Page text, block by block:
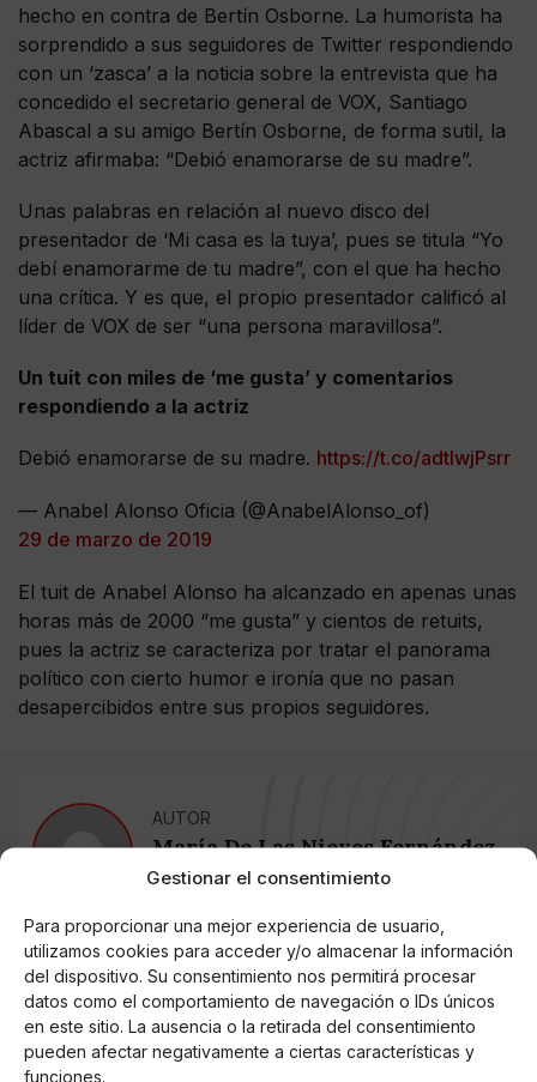
Gestionar el consentimiento
Para proporcionar una mejor experiencia de usuario,
utilizamos cookies para acceder y/o almacenar la información
del dispositivo. Su consentimiento nos permitirá procesar
datos como el comportamiento de navegación o IDs únicos
en este sitio. La ausencia o la retirada del consentimiento
pueden afectar negativamente a ciertas características y
funciones.
hecho en contra de Bertín Osborne. La humorista ha
sorprendido a sus seguidores de Twitter respondiendo
con un ‘zasca’ a la noticia sobre la entrevista que ha
concedido el secretario general de VOX, Santiago
Abascal a su amigo Bertín Osborne, de forma sutil, la
actriz afirmaba: “Debió enamorarse de su madre”.
Unas palabras en relación al nuevo disco del
presentador de ‘Mi casa es la tuya’, pues se titula “Yo
debí enamorarme de tu madre”, con el que ha hecho
una crítica. Y es que, el propio presentador calificó al
líder de VOX de ser “una persona maravillosa”.
Un tuit con miles de ‘me gusta’ y comentarios
respondiendo a la actriz
Debió enamorarse de su madre. https://t.co/adtlwjPsrr
— Anabel Alonso Oficia (@AnabelAlonso_of)
29 de marzo de 2019
El tuit de Anabel Alonso ha alcanzado en apenas unas
horas más de 2000 “me gusta” y cientos de retuits,
pues la actriz se caracteriza por tratar el panorama
político con cierto humor e ironía que no pasan
desapercibidos entre sus propios seguidores.
AUTOR
María De Las Nieves Fernández
Aguilera
Noticias relacionadas
Online Casino
Mejores Cripto Casinos Online en
Colombia 2025: Bitcoin Casinos